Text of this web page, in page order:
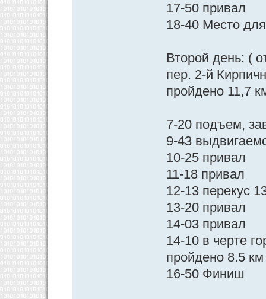
17-50 привал
18-40 Место
Второй день: (
пер. 2-й
пройдено 11,7
7-20 подъем,
9-43
10-25 привал
11-18 привал
12-13 перекус
13-20 привал
14-03 привал
14-10 в черте
пройдено 8.5 км
16-50 Финиш